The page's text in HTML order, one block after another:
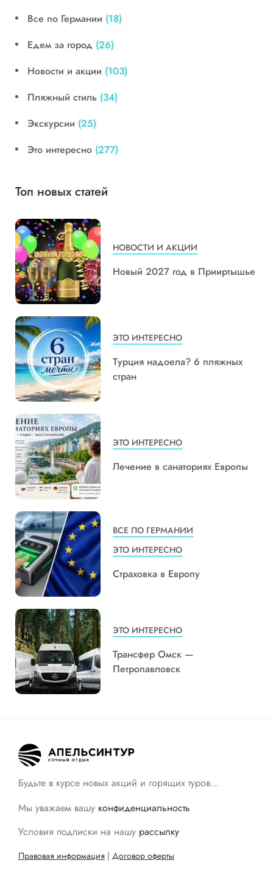
Все по Германии (18)
Едем за город (26)
Новости и акции (103)
Пляжный стиль (34)
Экскурсии (25)
Это интересно (277)
Топ новых статей
НОВОСТИ И АКЦИИ
Новый 2027 год в Прииртышье
ЭТО ИНТЕРЕСНО
Турция надоела? 6 пляжных
стран
ЭТО ИНТЕРЕСНО
Лечение в санаториях Европы
ВСЕ ПО ГЕРМАНИИ
ЭТО ИНТЕРЕСНО
Страховка в Европу
ЭТО ИНТЕРЕСНО
Трансфер Омск —
Петропавловск
Будьте в курсе новых акций и горящих туров…
Мы уважаем вашу конфиденциальность
Условия подписки на нашу рассылку
Правовая информация | Договор оферты